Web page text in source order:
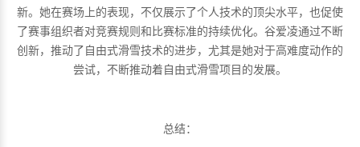
新。她在赛场上的表现，不仅展示了个人技术的顶尖水平，也促使
了赛事组织者对竞赛规则和比赛标准的持续优化。谷爱凌通过不断
创新，推动了自由式滑雪技术的进步，尤其是她对于高难度动作的
尝试，不断推动着自由式滑雪项目的发展。
总结：